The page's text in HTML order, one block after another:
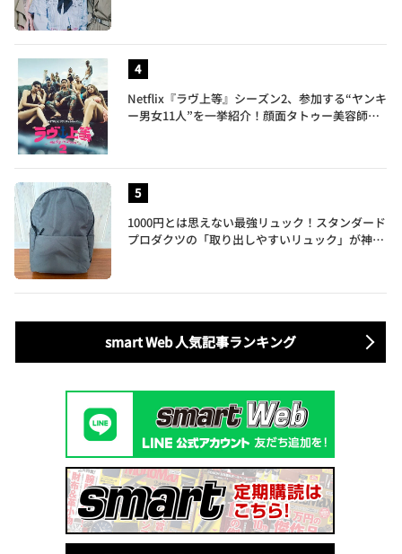
Netflix『ラヴ上等』シーズン2、参加する“ヤンキ
ー男女11人”を一挙紹介！顔面タトゥー美容師、
1000円とは思えない最強リュック！スタンダード
プロダクツの「取り出しやすいリュック」が神す
smart Web 人気記事ランキング